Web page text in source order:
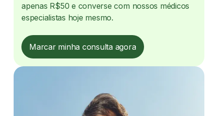
apenas R$50 e converse com nossos médicos
especialistas hoje mesmo.
Marcar minha consulta agora